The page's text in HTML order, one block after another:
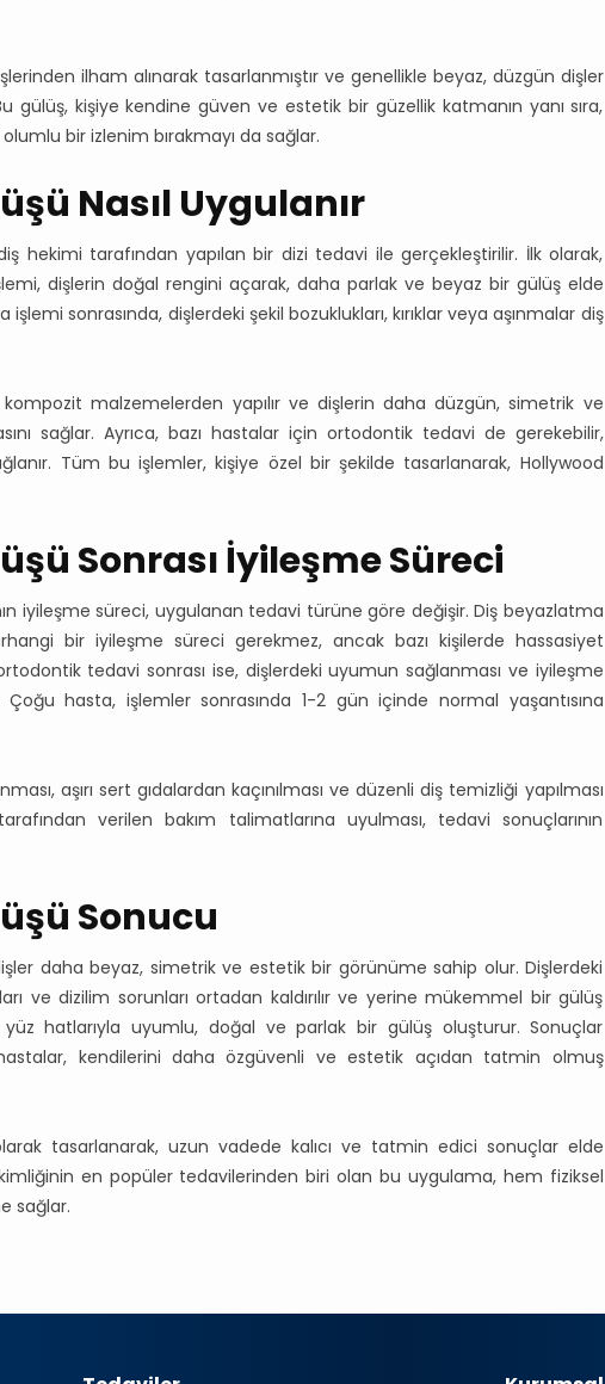
ilham alınarak tasarlanmıştır ve genellikle beyaz, düzgün dişler
gülüş, kişiye kendine güven ve estetik bir güzellik katmanın yanı sıra,
bir izlenim bırakmayı da sağlar.
Nasıl Uygulanır
hekimi tarafından yapılan bir dizi tedavi ile gerçekleştirilir. İlk olarak,
dişlerin doğal rengini açarak, daha parlak ve beyaz bir gülüş elde
sonrasında, dişlerdeki şekil bozuklukları, kırıklar veya aşınmalar diş
malzemelerden yapılır ve dişlerin daha düzgün, simetrik ve
sağlar. Ayrıca, bazı hastalar için ortodontik tedavi de gerekebilir,
Tüm bu işlemler, kişiye özel bir şekilde tasarlanarak, Hollywood
Sonrası İyileşme Süreci
iyileşme süreci, uygulanan tedavi türüne göre değişir. Diş beyazlatma
bir iyileşme süreci gerekmez, ancak bazı kişilerde hassasiyet
tedavi sonrası ise, dişlerdeki uyumun sağlanması ve iyileşme
hasta, işlemler sonrasında 1-2 gün içinde normal yaşantısına
aşırı sert gıdalardan kaçınılması ve düzenli diş temizliği yapılması
verilen bakım talimatlarına uyulması, tedavi sonuçlarının
Sonucu
daha beyaz, simetrik ve estetik bir görünüme sahip olur. Dişlerdeki
ve dizilim sorunları ortadan kaldırılır ve yerine mükemmel bir gülüş
yüz hatlarıyla uyumlu, doğal ve parlak bir gülüş oluşturur. Sonuçlar
kendilerini daha özgüvenli ve estetik açıdan tatmin olmuş
tasarlanarak, uzun vadede kalıcı ve tatmin edici sonuçlar elde
en popüler tedavilerinden biri olan bu uygulama, hem fiziksel
sağlar.